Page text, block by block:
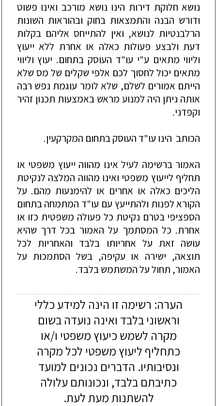
נושא חלוקת דירות הינו נושא מורכב ואינו פשוט
ודורש הבנה והתמצאות בחוק ובהוראות השונות
הרלבנטיות לנושא, ואין להתייחס אליהם בקלות
דעת ולבצע פעולות כאלה או אחרת ללא ייעוץ
וליווי מתאים ע"י עו"ד העוסק בתחום. יעוץ וליווי
מתאים יכול לחסוך לכם אלפי שקלים של מס שלא
הייתם אמורים לשלם, שלא לומר עוגמת נפש רבה
אותה ניתן היה למנוע מראש באמצעות תכנון זהיר
וקפדני.
הכותב הינו עו"ד העוסק בתחום המקרקעין.
האמור ברשימה לעיל אינו מהווה ייעוץ משפטי או
תחליף לייעוץ משפטי ואינו מהווה המלצה לנקיטת
הליכים כאלה או אחרים או להימנעות מהם. על
הקורא לפנות ולהתייעץ עם עו"ד המתמחה בתחום
הספציפי בטרם נקיטת כל פעולה משפטית כזו או
אחרת. כל המסתמך על האמור בכל דרך שהיא
עושה זאת על אחריותו בלבד והאחריות לכל
תוצאה, ישירה או עקיפה, בשל הסתמכות על
האמור, תחול על המשתמש בלבד.
הערה: רשימה זו הינה למידע כללי
וראשוני בלבד ואינה נועדה בשום
מקרה לשמש כיעוץ משפטי ו/או
כתחליף ליעוץ משפטי לכל מקרה
ונסיבותיו. הדברים נכונים למועד
כתיבתם בלבד, ונכונותם עלולה
להשתנות מעת לעת.